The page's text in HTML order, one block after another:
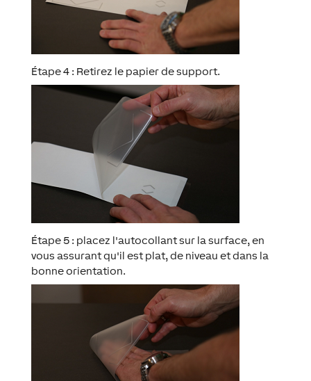
Étape 4 : Retirez le papier de support.
Étape 5 : placez l'autocollant sur la surface, en
vous assurant qu'il est plat, de niveau et dans la
bonne orientation.